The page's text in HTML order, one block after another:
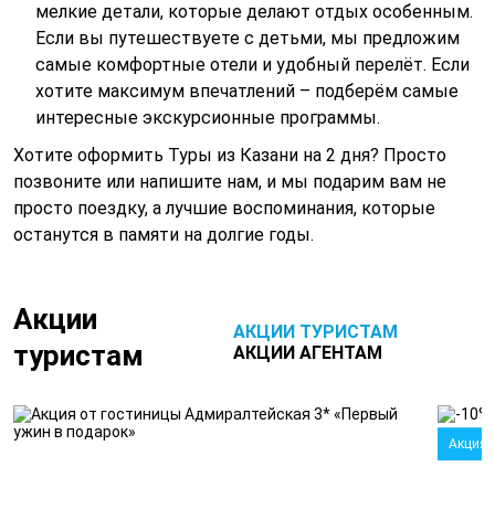
мелкие детали, которые делают отдых особенным.
Если вы путешествуете с детьми, мы предложим
самые комфортные отели и удобный перелёт. Если
хотите максимум впечатлений – подберём самые
интересные экскурсионные программы.
Хотите оформить Туры из Казани на 2 дня? Просто
позвоните или напишите нам, и мы подарим вам не
просто поездку, а лучшие воспоминания, которые
останутся в памяти на долгие годы.
Акции
туристам
АКЦИИ ТУРИСТАМ
АКЦИИ АГЕНТАМ
Акция